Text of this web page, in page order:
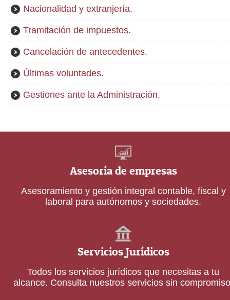
Nacionalidad y extranjería.
Tramitación de impuestos.
Cancelación de antecedentes.
Últimas voluntades.
Gestiones ante la Administración.
Asesoría de empresas
Asesoramiento y gestión integral contable, fiscal y
laboral para autónomos y sociedades.
Servicios Jurídicos
Todos los servicios jurídicos que necesitas a tu
alcance. Consulta nuestros servicios sin